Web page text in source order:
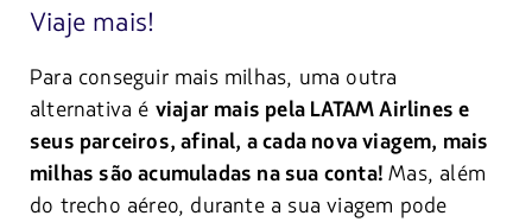
Viaje mais!
Para conseguir mais milhas, uma outra
alternativa é viajar mais pela LATAM Airlines e
seus parceiros, afinal, a cada nova viagem, mais
milhas são acumuladas na sua conta!Mas, além
do trecho aéreo, durante a sua viagem pode